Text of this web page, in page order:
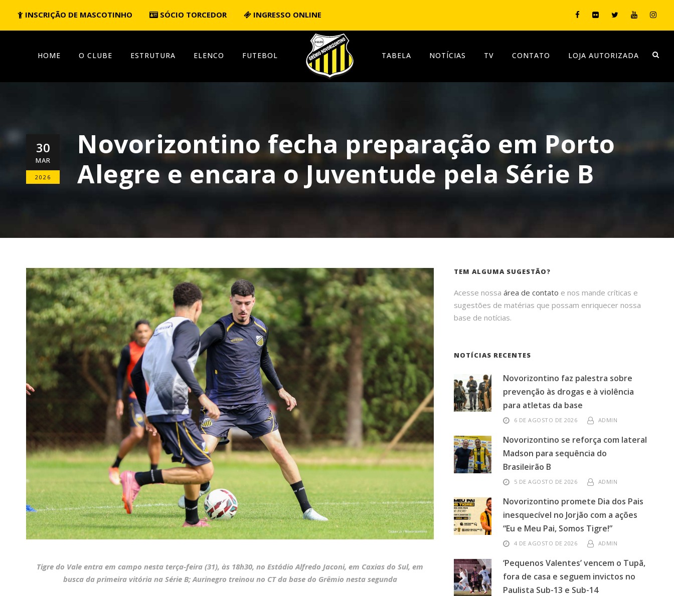
INSCRIÇÃO DE MASCOTINHO SÓCIO TORCEDOR INGRESSO ONLINE
HOME O CLUBE ESTRUTURA ELENCO FUTEBOL TABELA NOTÍCIAS TV CONTATO LOJA AUTORIZADA
30
MAR
2026
Novorizontino fecha preparação em Porto
Alegre e encara o Juventude pela Série B
Tigre do Vale entra em campo nesta terça-feira (31), às 18h30, no Estádio Alfredo Jaconi, em Caxias do Sul, em
busca da primeira vitória na Série B; Aurinegro treinou no CT da base do Grêmio nesta segunda
TEM ALGUMA SUGESTÃO?
Acesse nossaárea de contato e nos mande críticas e
sugestões de matérias que possam enriquecer nossa
base de notícias.
NOTÍCIAS RECENTES
Novorizontino faz palestra sobre
prevenção às drogas e à violência
para atletas da base
6 DE AGOSTO DE 2026 ADMIN
Novorizontino se reforça com lateral
Madson para sequência do
Brasileirão B
5 DE AGOSTO DE 2026 ADMIN
Novorizontino promete Dia dos Pais
inesquecível no Jorjão com a ações
“Eu e Meu Pai, Somos Tigre!”
4 DE AGOSTO DE 2026 ADMIN
‘Pequenos Valentes’ vencem o Tupã,
fora de casa e seguem invictos no
Paulista Sub-13 e Sub-14